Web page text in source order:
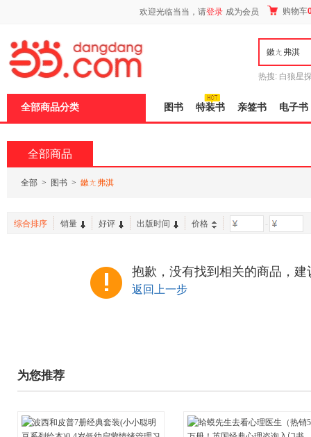
欢迎光临当当，请登录 成为会员 购物车
热搜: 白狼星
全部商品分类 图书 特装书 亲签书 电子书
全部商品
全部 > 图书 > 鏉ㄤ弗淇
综合排序 销量 好评 出版时间 价格 -
抱歉，没有找到相关的商品，
返回上一步
为您推荐
页
加